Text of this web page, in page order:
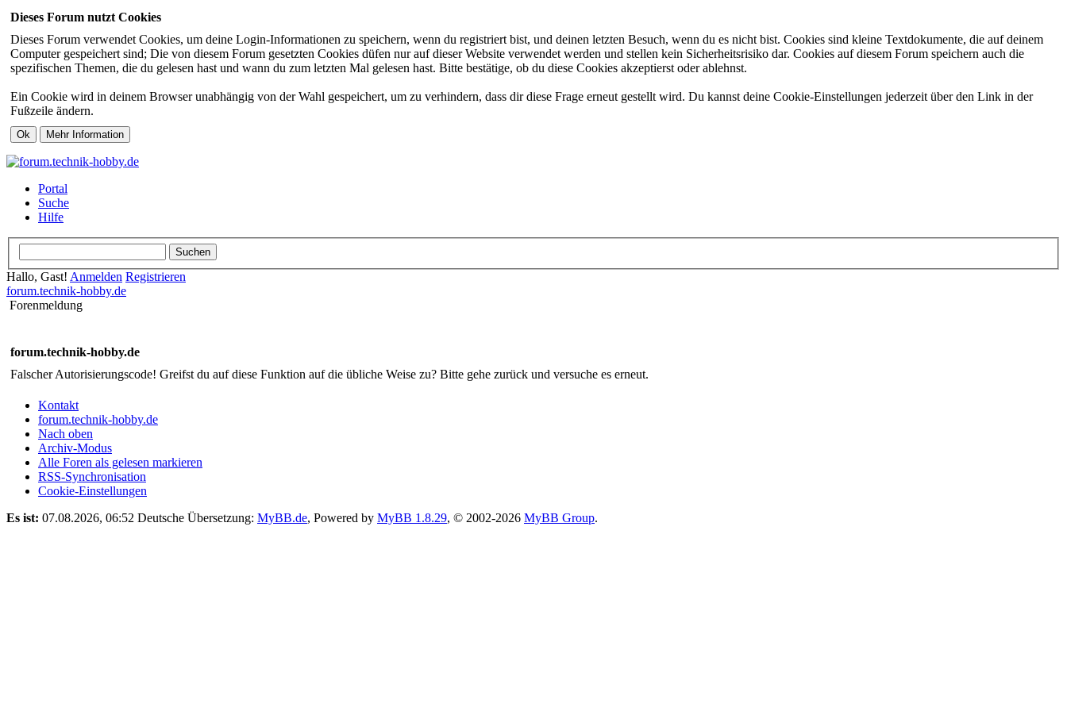
Dieses Forum nutzt Cookies
Dieses Forum verwendet Cookies, um deine Login-Informationen zu speichern, wenn du registriert bist, und deinen letzten Besuch, wenn du es nicht bist. Cookies sind kleine Textdokumente, die auf deinem
Computer gespeichert sind; Die von diesem Forum gesetzten Cookies düfen nur auf dieser Website verwendet werden und stellen kein Sicherheitsrisiko dar. Cookies auf diesem Forum speichern auch die
spezifischen Themen, die du gelesen hast und wann du zum letzten Mal gelesen hast. Bitte bestätige, ob du diese Cookies akzeptierst oder ablehnst.
Ein Cookie wird in deinem Browser unabhängig von der Wahl gespeichert, um zu verhindern, dass dir diese Frage erneut gestellt wird. Du kannst deine Cookie-Einstellungen jederzeit über den Link in der
Fußzeile ändern.
Portal
Suche
Hilfe
Hallo, Gast! Anmelden Registrieren
forum.technik-hobby.de
Forenmeldung
forum.technik-hobby.de
Falscher Autorisierungscode! Greifst du auf diese Funktion auf die übliche Weise zu? Bitte gehe zurück und versuche es erneut.
Kontakt
forum.technik-hobby.de
Nach oben
Archiv-Modus
Alle Foren als gelesen markieren
RSS-Synchronisation
Cookie-Einstellungen
Es ist: 07.08.2026, 06:52 Deutsche Übersetzung: MyBB.de, Powered by MyBB 1.8.29, © 2002-2026 MyBB Group.